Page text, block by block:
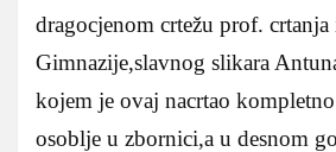
dragocjenom crtežu prof. crtanja
Gimnazije,slavnog slikara
kojem je ovaj nacrtao
osoblje u zbornici,a u desnom